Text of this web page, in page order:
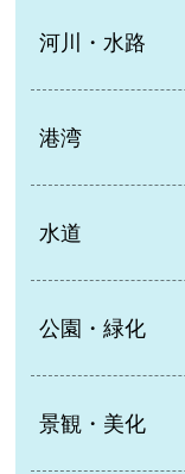
河川・水路
港湾
水道
公園・緑化
景観・美化